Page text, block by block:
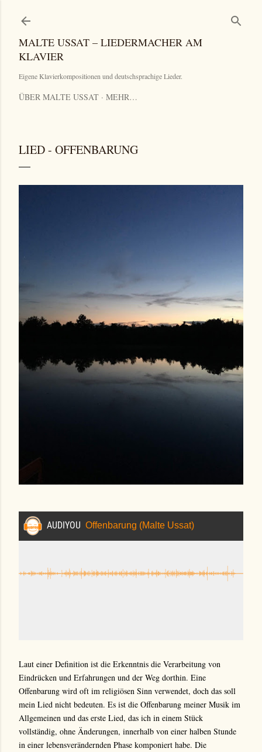
MALTE USSAT – LIEDERMACHER AM
KLAVIER
Eigene Klavierkompositionen und deutschsprachige Lieder.
ÜBER MALTE USSAT MEHR…
LIED - OFFENBARUNG
Laut einer Definition ist die Erkenntnis die Verarbeitung von
Eindrücken und Erfahrungen und der Weg dorthin. Eine
Offenbarung wird oft im religiösen Sinn verwendet, doch das soll
mein Lied nicht bedeuten. Es ist die Offenbarung meiner Musik im
Allgemeinen und das erste Lied, das ich in einem Stück
vollständig, ohne Änderungen, innerhalb von einer halben Stunde
in einer lebensverändernden Phase komponiert habe. Die